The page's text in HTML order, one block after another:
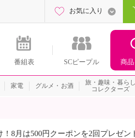
番組表 SCピープル 商
お気に入り
家電 グルメ・お酒
旅・趣味・暮らし
コレクターズ
8月は500円クーポンを2回プレゼン